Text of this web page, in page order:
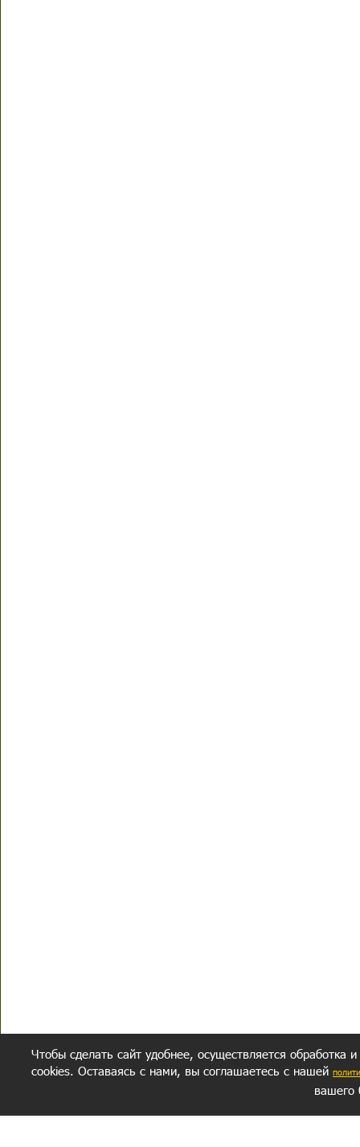
Чтобы сделать сайт удобнее, осуществляется обработка
cookies. Оставаясь с нами, вы соглашаетесь с нашей
вашего